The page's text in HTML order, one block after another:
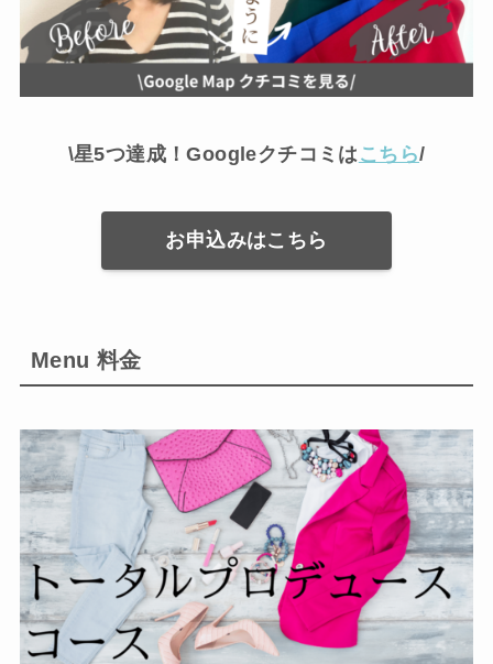
\星5つ達成！Googleクチコミは こちら/
お申込みはこちら
Menu 料金